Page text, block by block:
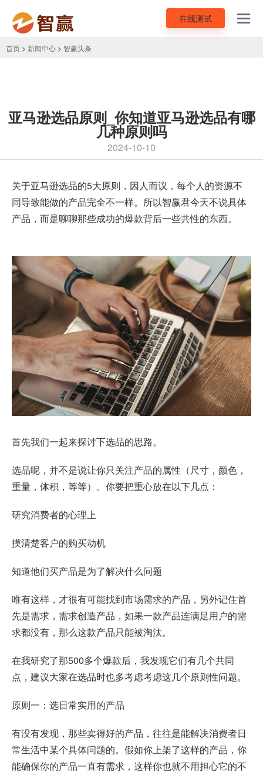
在线测试
首页 > 新闻中心 > 智赢头条
亚马逊选品原则_你知道亚马逊选品有哪
几种原则吗
2024-10-10
关于亚马逊选品的5大原则，因人而议，每个人的资源不
同导致能做的产品完全不一样。所以智赢君今天不说具体
产品，而是聊聊那些成功的爆款背后一些共性的东西。
首先我们一起来探讨下选品的思路。
选品呢，并不是说让你只关注产品的属性（尺寸，颜色，
重量，体积，等等）。你要把重心放在以下几点：
研究消费者的心理上
摸清楚客户的购买动机
知道他们买产品是为了解决什么问题
唯有这样，才很有可能找到市场需求的产品，另外记住首
先是需求，需求创造产品，如果一款产品连满足用户的需
求都没有，那么这款产品只能被淘汰。
在我研究了那500多个爆款后，我发现它们有几个共同
点，建议大家在选品时也多考虑考虑这几个原则性问题。
原则一：选日常实用的产品
有没有发现，那些卖得好的产品，往往是能解决消费者日
常生活中某个具体问题的。假如你上架了这样的产品，你
能确保你的产品一直有需求，这样你也就不用担心它的不